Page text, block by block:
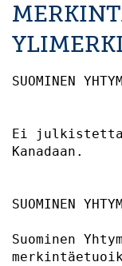
SUOMINEN
Ei
Suominen